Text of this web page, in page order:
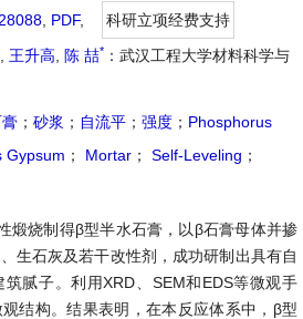
PDF,
科研立项经费支持
王升高 陈 喆* ：武汉工程大学材料科学与
； 砂浆 ； 自流平 ； 强度 ； Phosphorus
Gypsum ； Mortar ； Self-Leveling ；
煅烧制得β型半水石膏，以β石膏母体并掺
生石灰及若干改性剂，成功研制出具有自
腻子。利用XRD、SEM和EDS等微观手
结构。结果表明，在本反应体系中，β型